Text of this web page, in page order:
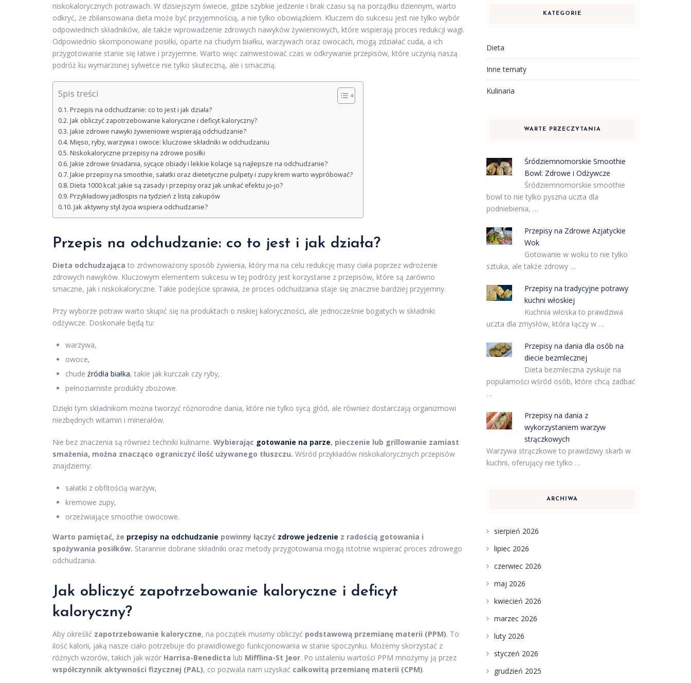
niskokalorycznych potrawach. W dzisiejszym świecie, gdzie szybkie jedzenie i brak czasu są na porządku dziennym, warto
odkryć, że zbilansowana dieta może być przyjemnością, a nie tylko obowiązkiem. Kluczem do sukcesu jest nie tylko wybór
odpowiednich składników, ale także wprowadzenie zdrowych nawyków żywieniowych, które wspierają proces redukcji wagi.
Odpowiednio skomponowane posiłki, oparte na chudym białku, warzywach oraz owocach, mogą zdziałać cuda, a ich
przygotowanie stanie się łatwe i przyjemne. Warto więc zainwestować czas w odkrywanie przepisów, które uczynią naszą
podróż ku wymarzonej sylwetce nie tylko skuteczną, ale i smaczną.
Spis treści
Przepis na odchudzanie: co to jest i jak działa?
Jak obliczyć zapotrzebowanie kaloryczne i deficyt kaloryczny?
Jakie zdrowe nawyki żywieniowe wspierają odchudzanie?
Mięso, ryby, warzywa i owoce: kluczowe składniki w odchudzaniu
Niskokaloryczne przepisy na zdrowe posiłki
Jakie zdrowe śniadania, sycące obiady i lekkie kolacje są najlepsze na odchudzanie?
Jakie przepisy na smoothie, sałatki oraz dietetyczne pulpety i zupy krem warto wypróbować?
Dieta 1000 kcal: jakie są zasady i przepisy oraz jak unikać efektu jo-jo?
Przykładowy jadłospis na tydzień z listą zakupów
Jak aktywny styl życia wspiera odchudzanie?
Przepis na odchudzanie: co to jest i jak działa?
Dieta odchudzająca to zrównoważony sposób żywienia, który ma na celu redukcję masy ciała poprzez wdrożenie
zdrowych nawyków. Kluczowym elementem sukcesu w tej podróży jest korzystanie z przepisów, które są zarówno
smaczne, jak i niskokaloryczne. Takie podejście sprawia, że proces odchudzania staje się znacznie bardziej przyjemny.
Przy wyborze potraw warto skupić się na produktach o niskiej kaloryczności, ale jednocześnie bogatych w składniki
odżywcze. Doskonałe będą tu:
warzywa,
owoce,
chude źródła białka, takie jak kurczak czy ryby,
pełnoziarniste produkty zbożowe.
Dzięki tym składnikom można tworzyć różnorodne dania, które nie tylko sycą głód, ale również dostarczają organizmowi
niezbędnych witamin i minerałów.
Nie bez znaczenia są również techniki kulinarne. Wybierając gotowanie na parze, pieczenie lub grillowanie zamiast
smażenia, można znacząco ograniczyć ilość używanego tłuszczu. Wśród przykładów niskokalorycznych przepisów
znajdziemy:
sałatki z obfitością warzyw,
kremowe zupy,
orzeźwiające smoothie owocowe.
Warto pamiętać, że przepisy na odchudzanie powinny łączyć zdrowe jedzenie z radością gotowania i
spożywania posiłków. Starannie dobrane składniki oraz metody przygotowania mogą istotnie wspierać proces zdrowego
odchudzania.
Jak obliczyć zapotrzebowanie kaloryczne i deficyt
kaloryczny?
Aby określić zapotrzebowanie kaloryczne, na początek musimy obliczyć podstawową przemianę materii (PPM). To
ilość kalorii, jaką nasze ciało potrzebuje do prawidłowego funkcjonowania w stanie spoczynku. Możemy skorzystać z
różnych wzorów, takich jak wzór Harrisa-Benedicta lub Mifflina-St Jeor. Po ustaleniu wartości PPM mnożymy ją przez
współczynnik aktywności fizycznej (PAL), co pozwala nam uzyskać całkowitą przemianę materii (CPM).
KATEGORIE
Dieta
Inne tematy
Kulinaria
WARTE PRZECZYTANIA
Śródziemnomorskie Smoothie
Bowl: Zdrowe i Odżywcze
Śródziemnomorskie smoothie
bowl to nie tylko pyszna uczta dla
podniebienia, …
Przepisy na Zdrowe Azjatyckie
Wok
Gotowanie w woku to nie tylko
sztuka, ale także zdrowy …
Przepisy na tradycyjne potrawy
kuchni włoskiej
Kuchnia włoska to prawdziwa
uczta dla zmysłów, która łączy w …
Przepisy na dania dla osób na
diecie bezmlecznej
Dieta bezmleczna zyskuje na
popularności wśród osób, które chcą zadbać
…
Przepisy na dania z
wykorzystaniem warzyw
strączkowych
Warzywa strączkowe to prawdziwy skarb w
kuchni, oferujący nie tylko …
ARCHIWA
sierpień 2026
lipiec 2026
czerwiec 2026
maj 2026
kwiecień 2026
marzec 2026
luty 2026
styczeń 2026
grudzień 2025